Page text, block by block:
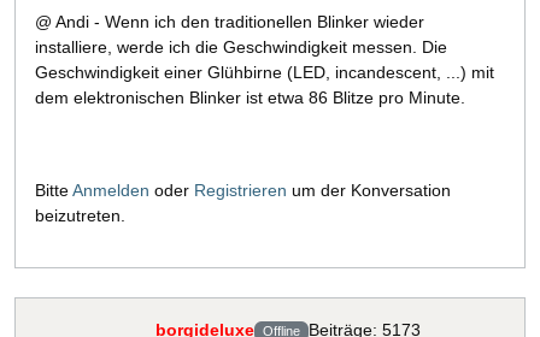
@ Andi - Wenn ich den traditionellen Blinker wieder
installiere, werde ich die Geschwindigkeit messen. Die
Geschwindigkeit einer Glühbirne (LED, incandescent, ...) mit
dem elektronischen Blinker ist etwa 86 Blitze pro Minute.
BitteAnmelden oder Registrieren um der Konversation
beizutreten.
borgideluxe Offline Beiträge: 5173